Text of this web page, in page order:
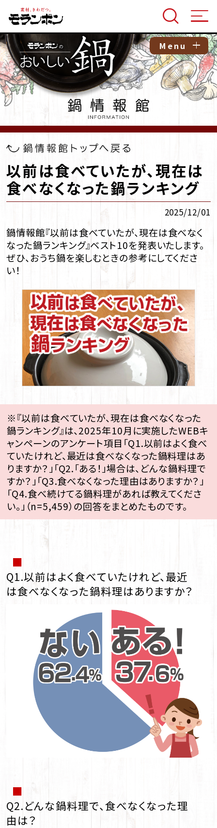
Menu
以前は食べていたが、現在は
食べなくなった鍋ランキング
2025/12/01
鍋情報館『以前は食べていたが、現在は食べなく
なった鍋ランキング』ベスト10を発表いたします。
ぜひ、おうち鍋を楽しむときの参考にしてくださ
い！
※『以前は食べていたが、現在は食べなくなった
鍋ランキング』は、2025年10月に実施したWEBキ
ャンペーンのアンケート項目「Q1.以前はよく食べ
ていたけれど、最近は食べなくなった鍋料理はあ
りますか？」「Q2.「ある！」場合は、どんな鍋料理で
すか？」「Q3.食べなくなった理由はありますか？」
「Q4.食べ続けてる鍋料理があれば教えてくださ
い。」（n=5,459）の回答をまとめたものです。
■
Q1.以前はよく食べていたけれど、最近
は食べなくなった鍋料理はありますか？
■
Q2.どんな鍋料理で、食べなくなった理
由は？